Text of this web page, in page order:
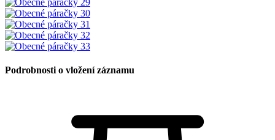
Podrobnosti o vložení záznamu